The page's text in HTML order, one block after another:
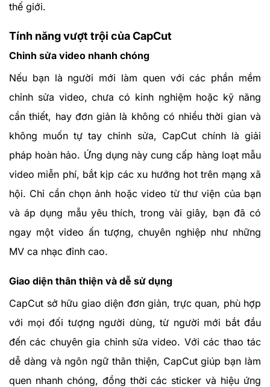
thế giới.
Tính năng vượt trội của CapCut
Chỉnh sửa video nhanh chóng
Nếu bạn là người mới làm quen với các phần mềm
chỉnh sửa video, chưa có kinh nghiệm hoặc kỹ năng
cần thiết, hay đơn giản là không có nhiều thời gian và
không muốn tự tay chỉnh sửa, CapCut chính là giải
pháp hoàn hảo. Ứng dụng này cung cấp hàng loạt mẫu
video miễn phí, bắt kịp các xu hướng hot trên mạng xã
hội. Chỉ cần chọn ảnh hoặc video từ thư viện của bạn
và áp dụng mẫu yêu thích, trong vài giây, bạn đã có
ngay một video ấn tượng, chuyên nghiệp như những
MV ca nhạc đỉnh cao.
Giao diện thân thiện và dễ sử dụng
CapCut sở hữu giao diện đơn giản, trực quan, phù hợp
với mọi đối tượng người dùng, từ người mới bắt đầu
đến các chuyên gia chỉnh sửa video. Với các thao tác
dễ dàng và ngôn ngữ thân thiện, CapCut giúp bạn làm
quen nhanh chóng, đồng thời các sticker và hiệu ứng